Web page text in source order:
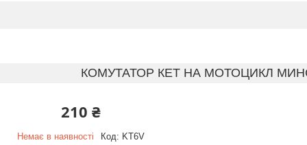
КОМУТАТОР КЕТ НА МОТОЦИКЛ
210 ₴
Немає в наявності Код: KT6V